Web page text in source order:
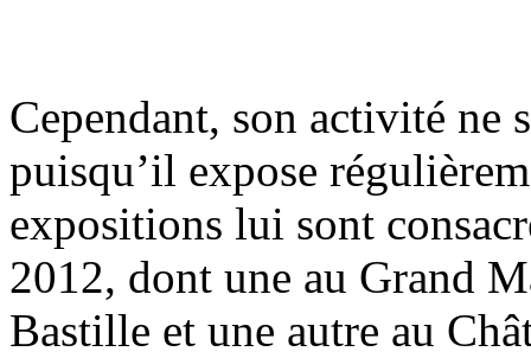
Cependant, son activité ne
puisqu’il expose
expositions lui sont
2012, dont une au Grand
Bastille et une autre au